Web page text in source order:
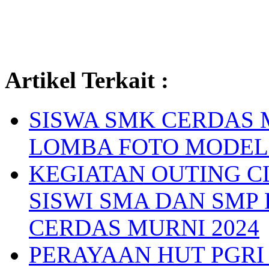
Artikel Terkait :
SISWA SMK
LOMBA FOTO
KEGIATAN OUTING
SISWI SMA DAN
CERDAS MURNI 2024
PERAYAAN HUT